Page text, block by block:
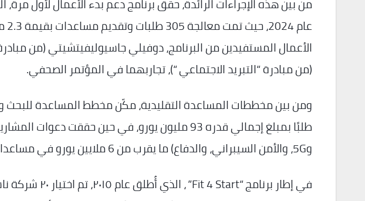
الأعمال المستفيدين من البرنامج، دوفيلي جاسيوليفيتشيتي (من
(من مبادرة “التبريد الاجتماعي “)، تجاربهما في المؤتمر الصحفي.
طلبًا بمبلغ إجمالي قدره 93 مليون يورو، في حين حققت
و5G، والأمن السيبراني، والدفاع) ما يقرب من 6 ملايين يورو في مساعدات إضافية.